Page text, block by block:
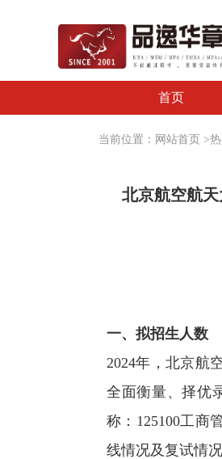
首页
当前位置： 网站首页 >
北京航空航
一、拟招生人数
2024年，北京航
全面衡量、择优
称：125100工商
线情况及复试情